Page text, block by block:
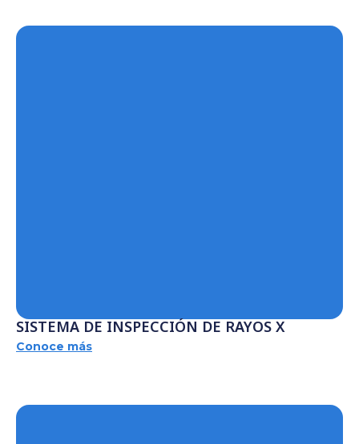
SISTEMA DE INSPECCIÓN DE RAYOS X
Conoce más